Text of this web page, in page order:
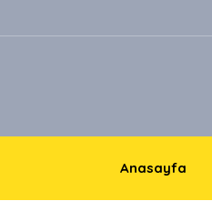
Anasayfa